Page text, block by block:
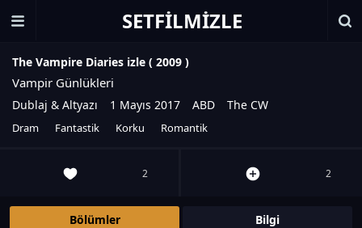
SETFILMIZLE
The Vampire Diaries izle ( 2009 )
Vampir Günlükleri
Dublaj & Altyazı 1 Mayıs 2017 ABD The CW
Dram Fantastik Korku Romantik
2 2
Bölümler
Bilgi